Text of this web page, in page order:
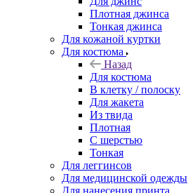
Плотная джинса
Тонкая джинса
Для кожаной куртки
Для костюма
Назад
Для костюма
В клетку / полоску
Для жакета
Из твида
Плотная
С шерстью
Тонкая
Для леггинсов
Для медицинской одежды
Для нанесения принта